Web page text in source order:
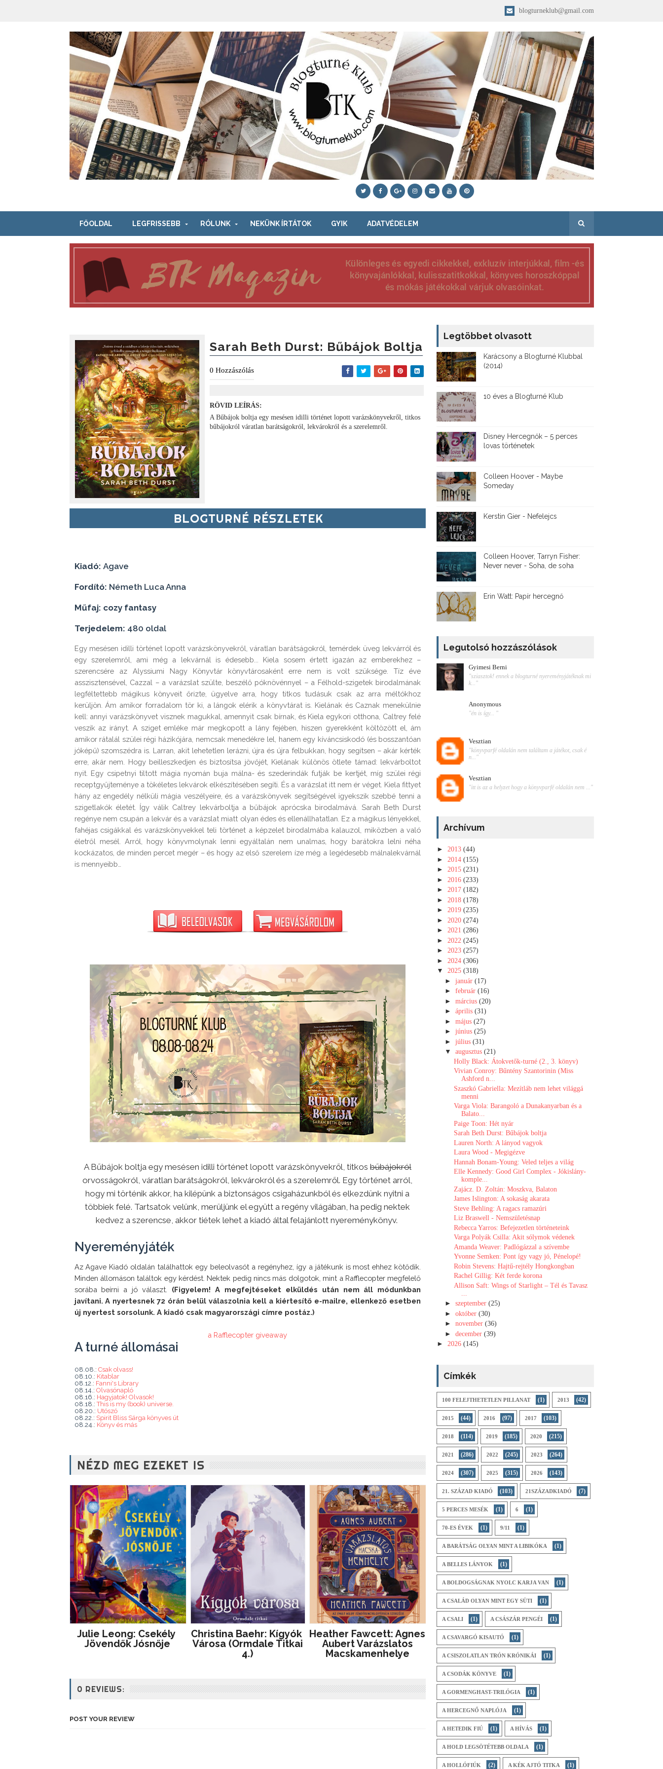
blogturneklub@gmail.com
FŐOLDAL LEGFRISSEBB RÓLUNK NEKÜNK ÍRTÁTOK GYIK ADATVÉDELEM
Sarah Beth Durst: Bűbájok Boltja
0 Hozzászólás
RÖVID LEÍRÁS:
A Bűbájok boltja egy mesésen idilli történet lopott varázskönyvekről, titkos
bűbájokról váratlan barátságokról, lekvárokról és a szerelemről.
BLOGTURNÉ RÉSZLETEK
Kiadó: Agave
Fordító: Németh Luca Anna
Műfaj: cozy fantasy
Terjedelem: 480 oldal
Egy mesésen idilli történet lopott varázskönyvekről, váratlan barátságokról, temérdek üveg lekvárról és
egy szerelemről, ami még a lekvárnál is édesebb... Kiela sosem értett igazán az emberekhez –
szerencsére az Alyssiumi Nagy Könyvtár könyvtárosaként erre nem is volt szüksége. Tíz éve
asszisztensével, Cazzal – a varázslat szülte, beszélő póknövénnyel – a Félhold-szigetek birodalmának
legféltettebb mágikus könyveit őrizte, ügyelve arra, hogy titkos tudásuk csak az arra méltókhoz
kerüljön. Ám amikor forradalom tör ki, a lángok elérik a könyvtárat is. Kielának és Caznak menekülnie
kell: annyi varázskönyvet visznek magukkal, amennyit csak bírnak, és Kiela egykori otthona, Caltrey felé
veszik az irányt. A sziget emléke már megkopott a lány fejében, hiszen gyerekként költözött el, ám
amikor rátalál szülei régi házikójára, nemcsak menedékre lel, hanem egy kíváncsiskodó (és bosszantóan
jóképű) szomszédra is. Larran, akit lehetetlen lerázni, újra és újra felbukkan, hogy segítsen – akár kérték
erre, akár nem. Hogy beilleszkedjen és biztosítsa jövőjét, Kielának különös ötlete támad: lekvárboltot
nyit. Egy csipetnyi tiltott mágia nyomán buja málna- és szederindák futják be kertjét, míg szülei régi
receptgyűjteménye a tökéletes lekvárok elkészítésében segíti. És a varázslat itt nem ér véget. Kiela fittyet
hány az engedély nélküli mágia veszélyeire, és a varázskönyvek segítségével igyekszik szebbé tenni a
szigetlakók életét. Így válik Caltrey lekvárboltja a bűbájok aprócska birodalmává. Sarah Beth Durst
regénye nem csupán a lekvár és a varázslat miatt olyan édes és ellenállhatatlan. Ez a mágikus lényekkel,
fahéjas csigákkal és varázskönyvekkel teli történet a képzelet birodalmába kalauzol, miközben a való
életről mesél. Arról, hogy könyvmolynak lenni egyáltalán nem unalmas, hogy barátokra lelni néha
kockázatos, de minden percet megér – és hogy az első szerelem íze még a legédesebb málnalekvárnál
is mennyeibb…
A Bűbájok boltja egy mesésen idilli történet lopott varázskönyvekről, titkosbűbájokról
orvosságokról, váratlan barátságokról, lekvárokról és a szerelemről. Egy történet arról,
hogy mi történik akkor, ha kilépünk a biztonságos csigaházunkból és elkezdünk nyitni a
többiek felé. Tartsatok velünk, merüljünk el együtt a regény világában, ha pedig nektek
kedvez a szerencse, akkor tiétek lehet a kiadó által felajánlott nyereménykönyv.
Nyereményjáték
Az Agave Kiadó oldalán találhattok egy beleolvasót a regényhez, így a játékunk is most ehhez kötődik.
Minden állomáson találtok egy kérdést. Nektek pedig nincs más dolgotok, mint a Rafflecopter megfelelő
sorába beírni a jó választ.
(Figyelem! A megfejtéseket elküldés után nem áll módunkban
javítani. A nyertesnek 72 órán belül válaszolnia kell a kiértesítő e-mailre, ellenkező esetben
új nyertest sorsolunk. A kiadó csak magyarországi címre postáz.)
a Rafflecopter giveaway
A turné állomásai
08.08.: Csak olvass!
08.10.: Kitablar
08.12.: Fanni's Library
08.14.: Olvasónapló
08.16.: Hagyjatok! Olvasok!
08.18.:This is my (book) universe.
08.20.: Utószó
08.22.: Spirit Bliss Sárga könyves út
08.24.: Könyv és más
NÉZD MEG EZEKET IS
Julie Leong: Csekély ​
Jövendők Jósnője
Christina Baehr: Kígyók ​
Városa (Ormdale Titkai
4.)
Heather Fawcett: Agnes
Aubert Varázslatos
Macskamenhelye
0 REVIEWS:
POST YOUR REVIEW
Legtöbbet olvasott
Karácsony a Blogturné Klubbal
(2014)
10 éves a Blogturné Klub
Disney ​Hercegnők – 5 perces
lovas történetek
Colleen Hoover - Maybe
Someday
Kerstin Gier - Nefelejcs
Colleen Hoover, Tarryn Fisher:
Never never - Soha, de soha
Erin Watt: Papír hercegnő
Legutolsó hozzászólások
Gyimesi Berni
"sziasztok! ennek a blogturné nyereményjátéknak mi
k..."
Anonymous
"én is így... "
Vesztian
"könyvparfé oldalán nem találtam a játékot, csak é
n..."
Vesztian
"itt is az a helyzet hogy a könyvparfé oldalán nem ..."
Archívum
► 2013 (44)
► 2014 (155)
► 2015 (231)
► 2016 (233)
► 2017 (182)
► 2018 (178)
► 2019 (235)
► 2020 (274)
► 2021 (286)
► 2022 (245)
► 2023 (257)
► 2024 (306)
▼ 2025 (318)
►január(17)
►február(16)
►március(20)
►április(31)
►május(27)
►június(25)
►július(31)
▼ augusztus(21)
Holly Black: Átokvetők-turné (2., 3. könyv)
Vivian Conroy: Bűntény Szantorinin (Miss
Ashford n...
Szaszkó Gabriella: Mezítláb nem lehet világgá
menni
Varga Viola: Barangoló a Dunakanyarban és a
Balato...
Paige Toon: Hét nyár
Sarah Beth Durst: Bűbájok boltja
Lauren North: A ​lányod vagyok
Laura Wood - Megigézve
Hannah Bonam-Young: Veled teljes a világ
Elle Kennedy: Good Girl Complex - Jókislány-
komple...
Zajácz. D. Zoltán: Moszkva, Balaton
James Islington: A sokaság akarata
Steve Behling: A ragacs ramazúri
Liz Braswell - Nemszületésnap
Rebecca Yarros: Befejezetlen történeteink
Varga Polyák Csilla: Akit sólymok védenek
Amanda Weaver: Padlógázzal a szívembe
Yvonne Semken: Pont így vagy jó, Pénelopé!
Robin Stevens: Hajtű-rejtély Hongkongban
Rachel Gillig: Két ferde korona
Allison Saft: Wings ​of Starlight – Tél és Tavasz
►szeptember(25)
►október(30)
►november(36)
►december(39)
► 2026 (145)
Címkék
100 FELEJTHETETLEN PILLANAT (1) 2013 (42)
2015 (44) 2016 (97) 2017 (103)
2018 (114) 2019 (185) 2020 (215)
2021 (286) 2022 (245) 2023 (264)
2024 (307) 2025 (315) 2026 (143)
21. SZÁZAD KIADÓ (103) 21SZÁZADKIADÓ (7)
5 PERCES MESÉK (1) 6 (1)
70-ES ÉVEK (1) 9/11 (1)
A BARÁTSÁG OLYAN MINT A LIBIKÓKA (1)
A BELLES LÁNYOK (1)
A BOLDOGSÁGNAK NYOLC KARJA VAN (1)
A CSALÁD OLYAN MINT EGY SÜTI (1)
A CSALI (1) A CSÁSZÁR PENGÉI (1)
A CSAVARGÓ KISAUTÓ (1)
A CSISZOLATLAN TRÓN KRÓNIKÁI (1)
A CSODÁK KÖNYVE (1)
A GORMENGHAST-TRILÓGIA (1)
A HERCEGNŐ NAPLÓJA (1)
A HETEDIK FIÚ (1) A HÍVÁS (1)
A HOLD LEGSÖTÉTEBB OLDALA (1)
A HOLLÓFIÚK (2) A KÉK AJTÓ TITKA (1)